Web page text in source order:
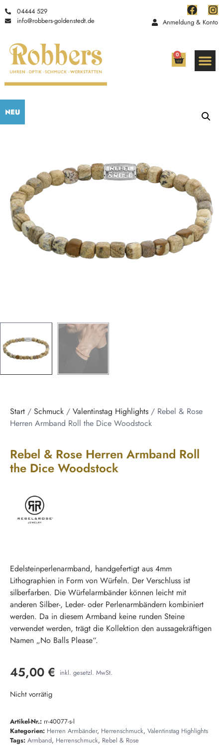
04444 529
info@robbers-goldenstedt.de
Anmeldung & Konto
0
NEU
Start / Schmuck / Valentinstag Highlights / Rebel & Rose
Herren Armband Roll the Dice Woodstock
Rebel & Rose Herren Armband Roll
the Dice Woodstock
Edelsteinperlenarmband, handgefertigt aus 4mm
Lithographien in Form von Würfeln. Der Verschluss ist
silberfarben. Die Würfelarmbänder können leicht mit
anderen Silber-, Leder- oder Perlenarmbändern kombiniert
werden. Da in diesem Armband keine runden Steine ​​
verwendet werden, trägt die Kollektion den aussagekräftigen
Namen „No Balls Please“.
45,00 € inkl. gesetzl. MwSt.
Nicht vorrätig
Artikel-Nr.: rr-40077-s-l
Kategorien: Herren Armbänder, Herrenschmuck, Valentinstag Highlights
Tags: Armband, Herrenschmuck, Rebel & Rose